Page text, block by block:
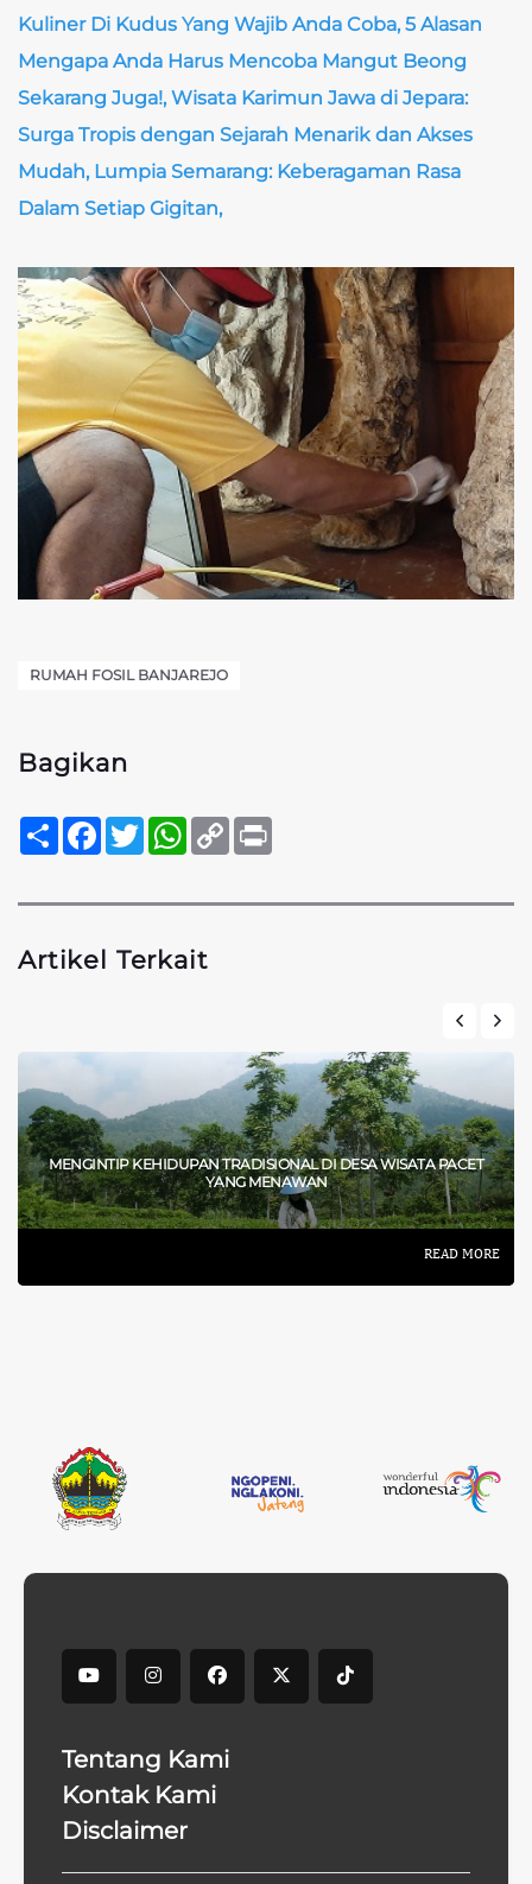
Kuliner Di Kudus Yang Wajib Anda Coba, 5 Alasan
Mengapa Anda Harus Mencoba Mangut Beong
Sekarang Juga!, Wisata Karimun Jawa di Jepara:
Surga Tropis dengan Sejarah Menarik dan Akses
Mudah, Lumpia Semarang: Keberagaman Rasa
Dalam Setiap Gigitan,
RUMAH FOSIL BANJAREJO
Bagikan
SambungFacebook
TwitterWhatsApp
Copy
Link
Artikel Terkait
MENGINTIP KEHIDUPAN TRADISIONAL DI DESA WISATA PACET
YANG MENAWAN
READ MORE
Tentang Kami
Kontak Kami
Disclaimer